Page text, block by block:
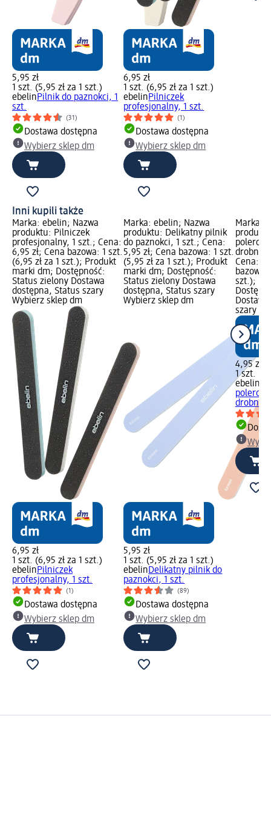
5,95 zł
1 szt. (5,95 zł za 1 szt.)
ebelinPilnik do paznokci, 1
szt.
(31)
Dostawa dostępna
Wybierz sklep dm
6,95 zł
1 szt. (6,95 zł za 1 szt.)
ebelinPilniczek
profesjonalny, 1 szt.
(1)
Dostawa dostępna
Wybierz sklep dm
Inni kupili także
Marka: ebelin; Nazwa
produktu: Pilniczek
profesjonalny, 1 szt.; Cena:
6,95 zł; Cena bazowa: 1 szt.
(6,95 zł za 1 szt.); Produkt
marki dm; Dostępność:
Status zielony Dostawa
dostępna, Status szary
Wybierz sklep dm
6,95 zł
1 szt. (6,95 zł za 1 szt.)
ebelinPilniczek
profesjonalny, 1 szt.
(1)
Dostawa dostępna
Wybierz sklep dm
Marka: ebelin; Nazwa
produktu: Delikatny pilnik
do paznokci, 1 szt.; Cena:
5,95 zł; Cena bazowa: 1 szt.
(5,95 zł za 1 szt.); Produkt
marki dm; Dostępność:
Status zielony Dostawa
dostępna, Status szary
Wybierz sklep dm
5,95 zł
1 szt. (5,95 zł za 1 szt.)
ebelinDelikatny pilnik do
paznokci, 1 szt.
(89)
Dostawa dostępna
Wybierz sklep dm
Marka:
Cena:
bazowa:
szt.);
szary
4,95 zł
1 szt.
ebelin